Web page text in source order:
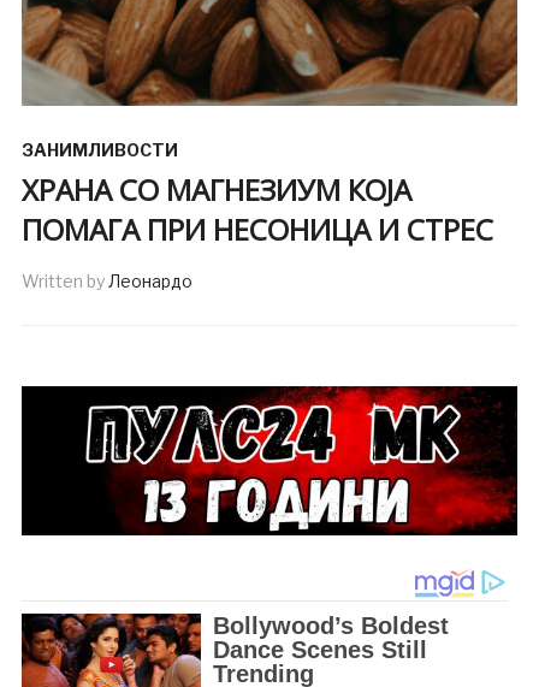
ЗАНИМЛИВОСТИ
ХРАНА СО МАГНЕЗИУМ КОЈА
ПОМАГА ПРИ НЕСОНИЦА И СТРЕС
Written byЛеонардо